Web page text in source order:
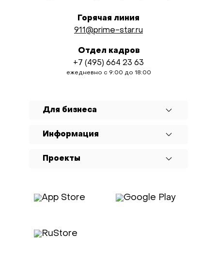
Для бизнеса
Информация
Проекты
Горячая линия
911@prime-star.ru
Отдел кадров
+7 (495) 664 23 63
ежедневно с 9:00 до 18:00